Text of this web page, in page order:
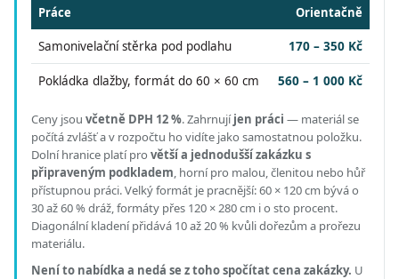
Práce Orientačně
Samonivelační stěrka pod podlahu 170 – 350 Kč
Pokládka dlažby, formát do 60 × 60 cm 560 – 1 000 Kč
Ceny jsou včetně DPH 12 %.Zahrnujíjen práci — materiál se
počítá zvlášť a v rozpočtu ho vidíte jako samostatnou položku.
Dolní hranice platí pro větší a jednodušší zakázku s
připraveným podkladem, horní pro malou, členitou nebo hůř
přístupnou práci.Velký formát je pracnější: 60 × 120 cm bývá o
30 až 60 % dráž, formáty přes 120 × 280 cm i o sto procent.
Diagonální kladení přidává 10 až 20 % kvůli dořezům a prořezu
materiálu.
Není to nabídka a nedá se z toho spočítat cena zakázky. U